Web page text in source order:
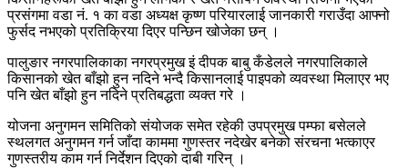
प्रसंगमा वडा नं. १ का वडा अध्यक्ष कृष्ण परियारलाई जानकारी गराउँदा आफ्नो
फुर्सद नभएको प्रतिक्रिया दिएर पन्छिन खोजेका छन् ।
पालुङार नगरपालिकाका नगरप्रमुख इं दीपक बाबु कँडेलले नगरपालिकाले
किसानको खेत बाँझो हुन नदिने भन्दै किसानलाई पाइपको व्यवस्था मिलाएर भए
पनि खेत बाँझो हुन नदिने प्रतिबद्धता व्यक्त गरे ।
योजना अनुगमन समितिको संयोजक समेत रहेकी उपप्रमुख पम्फा बसेलले
स्थलगत अनुगमन गर्न जाँदा काममा गुणस्तर नदेखेर बनेको संरचना भत्काएर
गुणस्तरीय काम गर्न निर्देशन दिएको दाबी गरिन् ।